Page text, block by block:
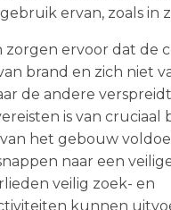
ervan, zoals in
zorgen ervoor dat de
brand en zich niet
de andere
is van cruciaal
het gebouw
naar een
veilig zoek- en
kunnen